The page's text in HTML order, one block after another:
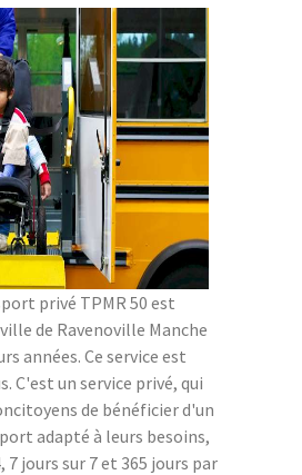
privé TPMR 50 est
de Ravenoville Manche
années. Ce service est
C'est un service privé, qui
de bénéficier d'un
adapté à leurs besoins,
7 jours sur 7 et 365 jours par